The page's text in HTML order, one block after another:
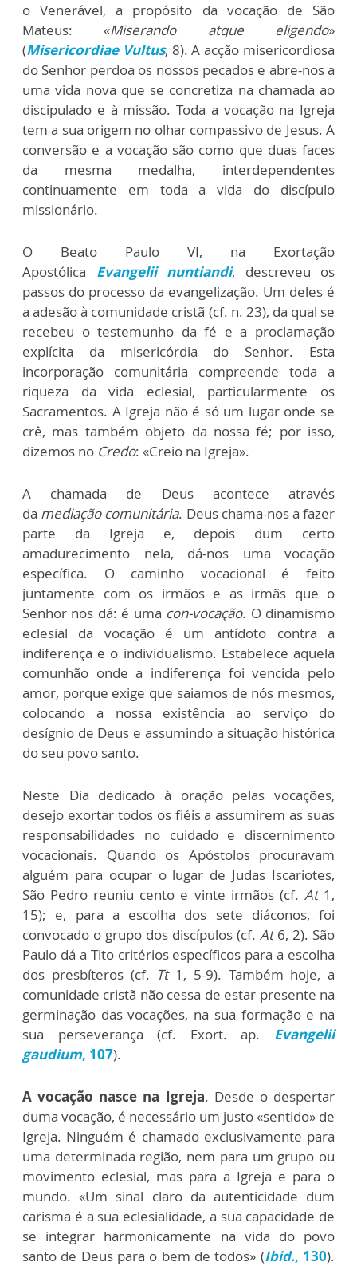
o Venerável, a propósito da vocação de São
Mateus: «Miserando atque eligendo»
(Misericordiae Vultus, 8). A acção misericordiosa
do Senhor perdoa os nossos pecados e abre-nos a
uma vida nova que se concretiza na chamada ao
discipulado e à missão. Toda a vocação na Igreja
tem a sua origem no olhar compassivo de Jesus. A
conversão e a vocação são como que duas faces
da mesma medalha, interdependentes
continuamente em toda a vida do discípulo
missionário.
O Beato Paulo VI, na Exortação
Apostólica
Evangelii nuntiandi, descreveu os
passos do processo da evangelização. Um deles é
a adesão à comunidade cristã (cf. n. 23), da qual se
recebeu o testemunho da fé e a proclamação
explícita da misericórdia do Senhor. Esta
incorporação comunitária compreende toda a
riqueza da vida eclesial, particularmente os
Sacramentos. A Igreja não é só um lugar onde se
crê, mas também objeto da nossa fé; por isso,
dizemos no Credo: «Creio na Igreja».
A chamada de Deus acontece através
da mediação comunitária. Deus chama-nos a fazer
parte da Igreja e, depois dum certo
amadurecimento nela, dá-nos uma vocação
específica. O caminho vocacional é feito
juntamente com os irmãos e as irmãs que o
Senhor nos dá: é uma con-vocação. O dinamismo
eclesial da vocação é um antídoto contra a
indiferença e o individualismo. Estabelece aquela
comunhão onde a indiferença foi vencida pelo
amor, porque exige que saiamos de nós mesmos,
colocando a nossa existência ao serviço do
desígnio de Deus e assumindo a situação histórica
do seu povo santo.
Neste Dia dedicado à oração pelas vocações,
desejo exortar todos os fiéis a assumirem as suas
responsabilidades no cuidado e discernimento
vocacionais. Quando os Apóstolos procuravam
alguém para ocupar o lugar de Judas Iscariotes,
São Pedro reuniu cento e vinte irmãos (cf. At 1,
15); e, para a escolha dos sete diáconos, foi
convocado o grupo dos discípulos (cf. At 6, 2). São
Paulo dá a Tito critérios específicos para a escolha
dos presbíteros (cf. Tt 1, 5-9). Também hoje, a
comunidade cristã não cessa de estar presente na
germinação das vocações, na sua formação e na
sua perseverança (cf. Exort. ap.
Evangelii
gaudium, 107).
A vocação nasce na Igreja. Desde o despertar
duma vocação, é necessário um justo «sentido» de
Igreja. Ninguém é chamado exclusivamente para
uma determinada região, nem para um grupo ou
movimento eclesial, mas para a Igreja e para o
mundo. «Um sinal claro da autenticidade dum
carisma é a sua eclesialidade, a sua capacidade de
se integrar harmonicamente na vida do povo
santo de Deus para o bem de todos» (Ibid., 130).